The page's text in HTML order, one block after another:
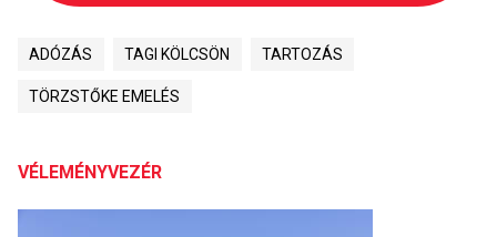
ADÓZÁS TAGI KÖLCSÖN TARTOZÁS
TÖRZSTŐKE EMELÉS
VÉLEMÉNYVEZÉR